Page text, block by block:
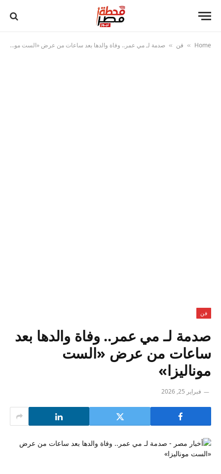
Home
» فن » صدمة لـ مي عمر.. وفاة والدها بعد ساعات من عرض «الست موناليزا»
فن
صدمة لـ مي عمر.. وفاة والدها بعد
ساعات من عرض «الست
موناليزا»
فبراير 25, 2026